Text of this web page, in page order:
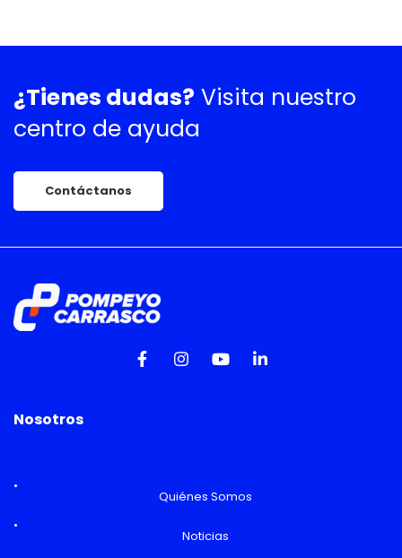
¿Tienes dudas? Visita nuestro
centro de ayuda
Contáctanos
Nosotros
Quiénes Somos
Noticias